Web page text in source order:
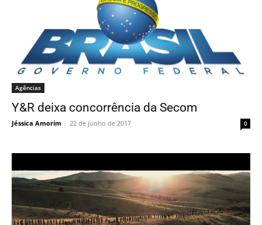
Agências
Y&R deixa concorrência da Secom
Jéssica Amorim - 22 de junho de 2017 0